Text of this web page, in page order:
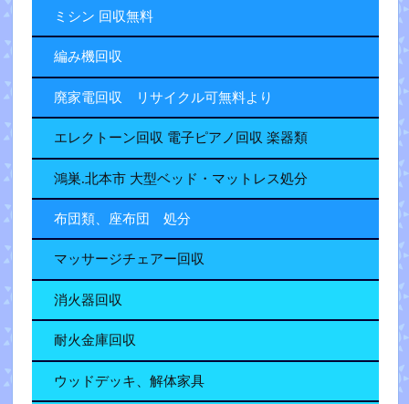
ミシン 回収無料
編み機回収
廃家電回収 リサイクル可無料より
エレクトーン回収 電子ピアノ回収 楽器類
鴻巣.北本市 大型ベッド・マットレス処分
布団類、座布団 処分
マッサージチェアー回収
消火器回収
耐火金庫回収
ウッドデッキ、解体家具